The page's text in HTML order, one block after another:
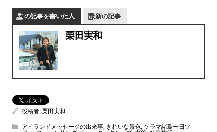
この記事を書いた人 最新の記事
栗田実和
投稿者: 栗田実和
アイランドメッセージの出来事, きれいな景色, ケラマ諸島一日ツ